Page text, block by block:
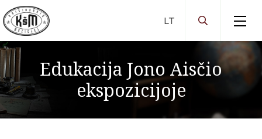
Darbo laikas
Ekspozicijos
Edukacija Jono Aisčio
ekspozicijoje